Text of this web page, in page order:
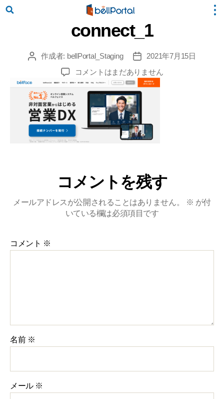
connect_1
投 作成者: bellPortal_Staging
投
稿
日
2021年7月15日
connect_1
へ
コメントはまだありません
コメントを残す
メールアドレスが公開されることはありません。 ※ が付
いている欄は必須項目です
コメント ※
名前 ※
メール ※